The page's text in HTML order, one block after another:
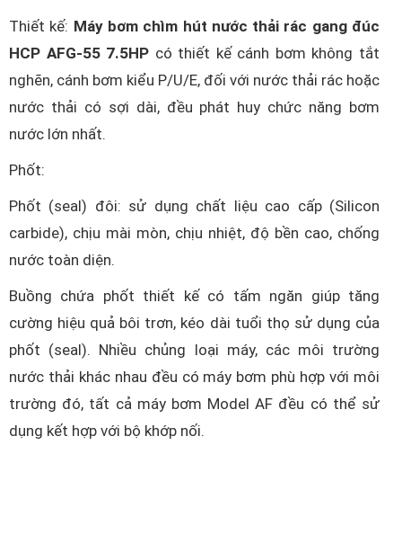
Thiết kế: Máy bơm chìm hút nước thải rác gang đúc
HCP AFG-55 7.5HP có thiết kế cánh bơm không tắt
nghẽn, cánh bơm kiểu P/U/E, đối với nước thải rác hoặc
nước thải có sợi dài, đều phát huy chức năng bơm
nước lớn nhất.
Phốt:
Phốt (seal) đôi: sử dụng chất liệu cao cấp (Silicon
carbide), chịu mài mòn, chịu nhiệt, độ bền cao, chống
nước toàn diện.
Buồng chứa phốt thiết kế có tấm ngăn giúp tăng
cường hiệu quả bôi trơn, kéo dài tuổi thọ sử dụng của
phốt (seal). Nhiều chủng loại máy, các môi trường
nước thải khác nhau đều có máy bơm phù hợp với môi
trường đó, tất cả máy bơm Model AF đều có thể sử
dụng kết hợp với bộ khớp nối.